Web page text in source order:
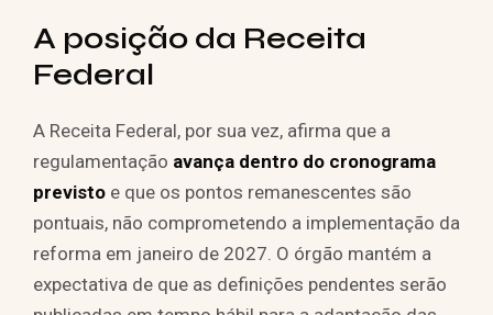
A posição da Receita
Federal
A Receita Federal, por sua vez, afirma que a
regulamentação avança dentro do cronograma
previsto e que os pontos remanescentes são
pontuais, não comprometendo a implementação da
reforma em janeiro de 2027. O órgão mantém a
expectativa de que as definições pendentes serão